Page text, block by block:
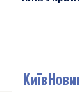
Київ